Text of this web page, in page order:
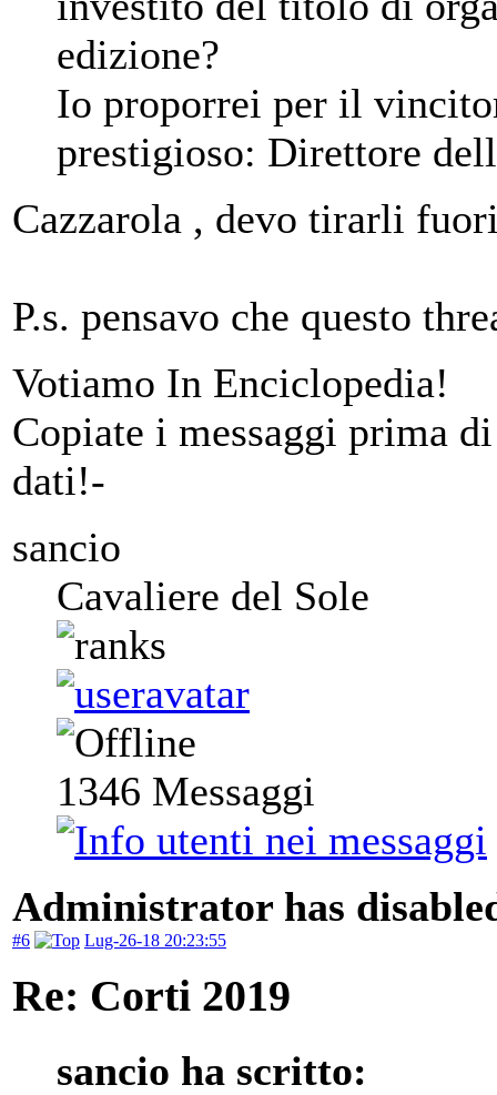
edizione?
Io proporrei per il
prestigioso: Direttore
Cazzarola , devo tirarli
P.s. pensavo che questo
Votiamo In Enciclopedia!
Copiate i messaggi prima
dati!-
sancio
Cavaliere del Sole
1346 Messaggi
Administrator has
#6 Lug-26-18 20:23:55
Re: Corti 2019
sancio ha scritto: